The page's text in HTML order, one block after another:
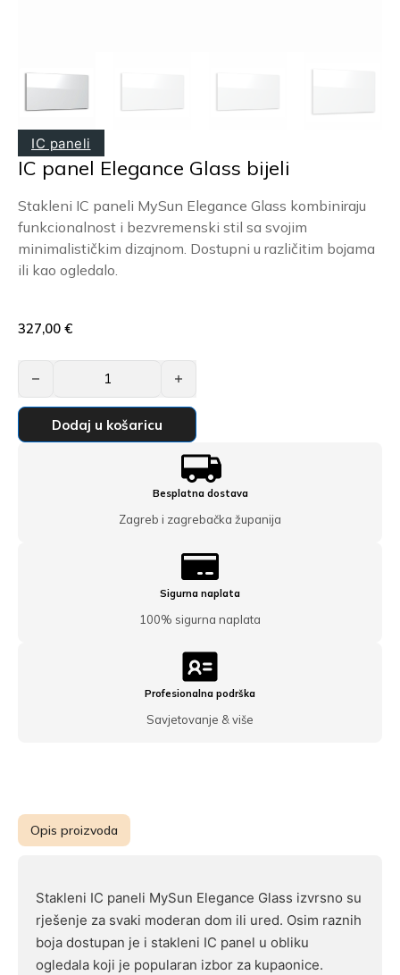
Grijaća mreža MySun 150-12
399,00€
IC paneli
IC panel Elegance Glass bijeli
Stakleni IC paneli MySun Elegance Glass kombiniraju
funkcionalnost i bezvremenski stil sa svojim
minimalističkim dizajnom. Dostupni u različitim bojama
ili kao ogledalo.
327,00 €
IC panel Elegance Glass bijeli količina
Dodaj u košaricu
Besplatna dostava
Zagreb i zagrebačka županija
Sigurna naplata
100% sigurna naplata
Profesionalna podrška
Savjetovanje & više
Opis proizvoda
Stakleni IC paneli MySun Elegance Glass izvrsno su
rješenje za svaki moderan dom ili ured. Osim raznih
boja dostupan je i stakleni IC panel u obliku
ogledala koji je popularan izbor za kupaonice.